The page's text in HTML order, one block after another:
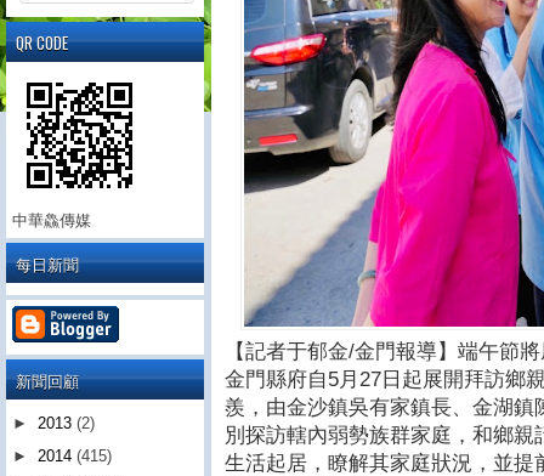
【記者于郁金/金門報導】端午節
金門縣府自5月27日起展開拜訪鄉
羨，由金沙鎮吳有家鎮長、金湖
別探訪轄內弱勢族群家庭，和鄉
生活起居，瞭解其家庭狀況，並
QR CODE
中華鱻傳媒
每日新聞
新聞回顧
► 2013 (2)
► 2014 (415)